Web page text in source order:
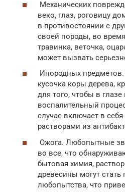
Механических
веко, глаз, роговицу
в противостоянии с
своей породы, во
травинка, веточка,
может вызвать
Инородных
кусочка коры дерева,
для того, чтобы в глазе
воспалительный
случае включает в
растворами из
Ожога. Любопытные
во все, что
бытовая химия,
древесины могут стать
любопытства, что